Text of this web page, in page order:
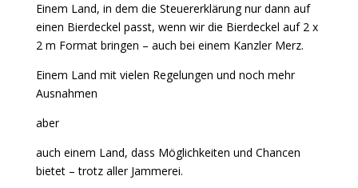
Einem Land, in dem die Steuererklärung nur dann auf
einen Bierdeckel passt, wenn wir die Bierdeckel auf 2 x
2 m Format bringen – auch bei einem Kanzler Merz.
Einem Land mit vielen Regelungen und noch mehr
Ausnahmen
aber
auch einem Land, dass Möglichkeiten und Chancen
bietet – trotz aller Jammerei.